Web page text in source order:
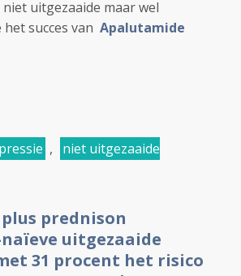
uitgezaaide maar wel
succes van Apalutamide
,
niet uitgezaaide
prednison
uitgezaaide
31 procent het risico